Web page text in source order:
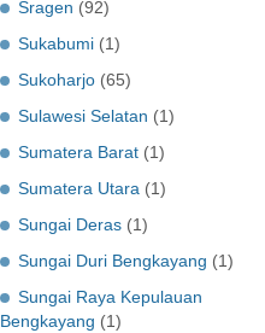
Sragen (92)
Sukabumi (1)
Sukoharjo (65)
Sulawesi Selatan (1)
Sumatera Barat (1)
Sumatera Utara (1)
Sungai Deras (1)
Sungai Duri Bengkayang (1)
Sungai Raya Kepulauan
Bengkayang (1)